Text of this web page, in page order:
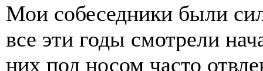
Мои собеседники были
все эти годы смотрели
них под носом часто